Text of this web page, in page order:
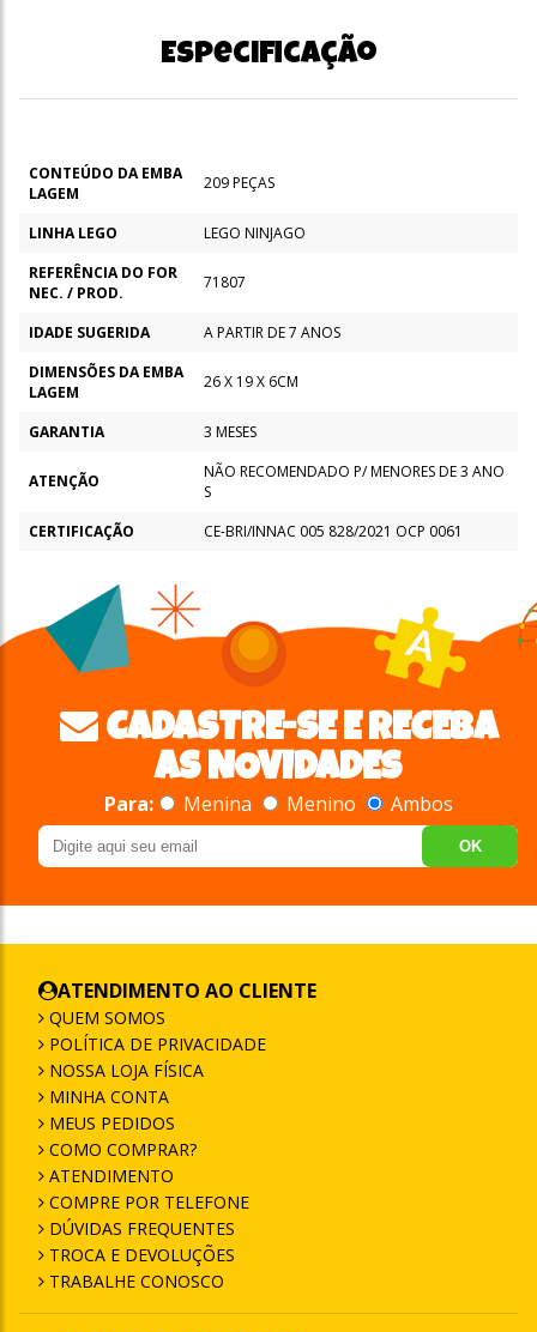
Especificação
CONTEÚDO DA EMBA
LAGEM
209 PEÇAS
LINHA LEGO
LEGO NINJAGO
REFERÊNCIA DO FOR
NEC. / PROD.
71807
IDADE SUGERIDA
A PARTIR DE 7 ANOS
DIMENSÕES DA EMBA
LAGEM
26 X 19 X 6CM
GARANTIA 3 MESES
ATENÇÃO
NÃO RECOMENDADO P/ MENORES DE 3 ANO
S
CERTIFICAÇÃO
CE-BRI/INNAC 005 828/2021 OCP 0061
CADASTRE-SE E RECEBA
AS NOVIDADES
Para: Menina Menino Ambos
OK
ATENDIMENTO AO CLIENTE
QUEM SOMOS
POLÍTICA DE PRIVACIDADE
NOSSA LOJA FÍSICA
MINHA CONTA
MEUS PEDIDOS
COMO COMPRAR?
ATENDIMENTO
COMPRE POR TELEFONE
DÚVIDAS FREQUENTES
TROCA E DEVOLUÇÕES
TRABALHE CONOSCO